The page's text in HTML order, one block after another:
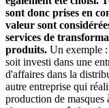
sont donc prises en
valeur sont
services de
produits. Un exemple
soit investi dans une
d'affaires dans la
autre entreprise qui
production de